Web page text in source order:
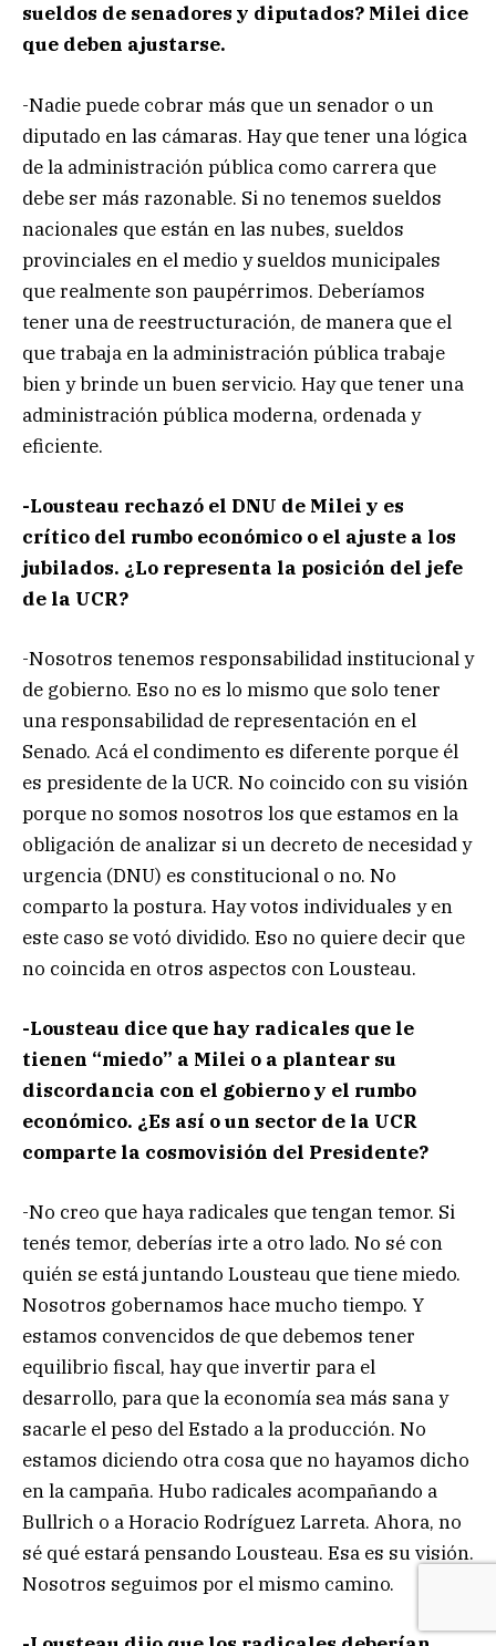
sueldos de senadores y diputados? Milei dice
que deben ajustarse.
-Nadie puede cobrar más que un senador o un
diputado en las cámaras. Hay que tener una lógica
de la administración pública como carrera que
debe ser más razonable. Si no tenemos sueldos
nacionales que están en las nubes, sueldos
provinciales en el medio y sueldos municipales
que realmente son paupérrimos. Deberíamos
tener una de reestructuración, de manera que el
que trabaja en la administración pública trabaje
bien y brinde un buen servicio. Hay que tener una
administración pública moderna, ordenada y
eficiente.
-Lousteau rechazó el DNU de Milei y es
crítico del rumbo económico o el ajuste a los
jubilados. ¿Lo representa la posición del jefe
de la UCR?
-Nosotros tenemos responsabilidad institucional y
de gobierno. Eso no es lo mismo que solo tener
una responsabilidad de representación en el
Senado. Acá el condimento es diferente porque él
es presidente de la UCR. No coincido con su visión
porque no somos nosotros los que estamos en la
obligación de analizar si un decreto de necesidad y
urgencia (DNU) es constitucional o no. No
comparto la postura. Hay votos individuales y en
este caso se votó dividido. Eso no quiere decir que
no coincida en otros aspectos con Lousteau.
-Lousteau dice que hay radicales que le
tienen “miedo” a Milei o a plantear su
discordancia con el gobierno y el rumbo
económico. ¿Es así o un sector de la UCR
comparte la cosmovisión del Presidente?
-No creo que haya radicales que tengan temor. Si
tenés temor, deberías irte a otro lado. No sé con
quién se está juntando Lousteau que tiene miedo.
Nosotros gobernamos hace mucho tiempo. Y
estamos convencidos de que debemos tener
equilibrio fiscal, hay que invertir para el
desarrollo, para que la economía sea más sana y
sacarle el peso del Estado a la producción. No
estamos diciendo otra cosa que no hayamos dicho
en la campaña. Hubo radicales acompañando a
Bullrich o a Horacio Rodríguez Larreta. Ahora, no
sé qué estará pensando Lousteau. Esa es su visión.
Nosotros seguimos por el mismo camino.